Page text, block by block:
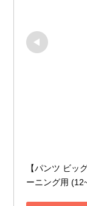
【パンツ ビッ
ーニング用